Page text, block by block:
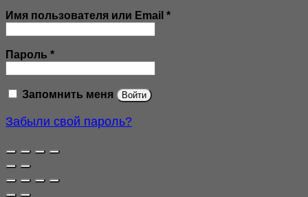
Имя пользователя или Email *Обязательно
Пароль *Обязательно
Запомнить меня Войти
Забыли свой пароль?